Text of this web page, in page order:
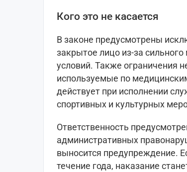
Кого это не касается
В законе предусмотрены
закрытое лицо из-за
условий. Также ограничения
используемые по
действует при исполнении
спортивных и культурных
Ответственность
административных
выносится предупреждение.
течение года, наказание